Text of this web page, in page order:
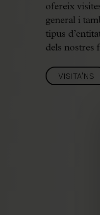
ofereix
general i
tipus
dels nostres
VISITA'NS